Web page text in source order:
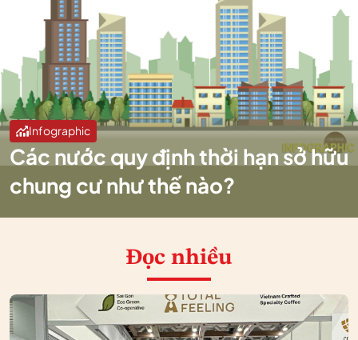
Infographic
Các nước quy định thời hạn sở hữu
chung cư như thế nào?
Đọc nhiều